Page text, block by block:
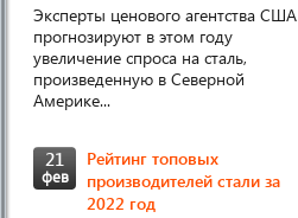
Эксперты ценового агентства США
прогнозируют в этом году
увеличение спроса на сталь,
произведенную в Северной
Америке...
21
фев
Рейтинг топовых
производителей стали за
2022 год